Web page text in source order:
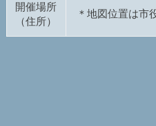
開催場所
（住所）
＊地図位置は市